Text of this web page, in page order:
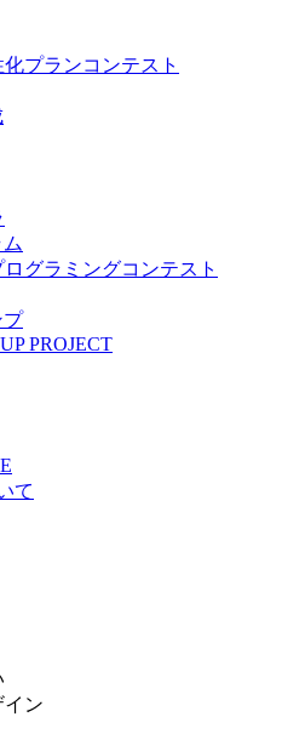
プランコンテスト
グラミングコンテスト
プ
PROJECT
て
イン